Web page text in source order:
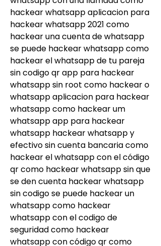
hackear whatsapp aplicacion para
hackear whatsapp 2021 como
hackear una cuenta de whatsapp
se puede hackear whatsapp como
hackear el whatsapp de tu pareja
sin codigo qr app para hackear
whatsapp sin root como hackear o
whatsapp aplicacion para hackear
whatsapp como hackear um
whatsapp app para hackear
whatsapp hackear whatsapp y
efectivo sin cuenta bancaria como
hackear el whatsapp con el código
qr como hackear whatsapp sin que
se den cuenta hackear whatsapp
sin codigo se puede hackear un
whatsapp como hackear
whatsapp con el codigo de
seguridad como hackear
whatsapp con código qr como